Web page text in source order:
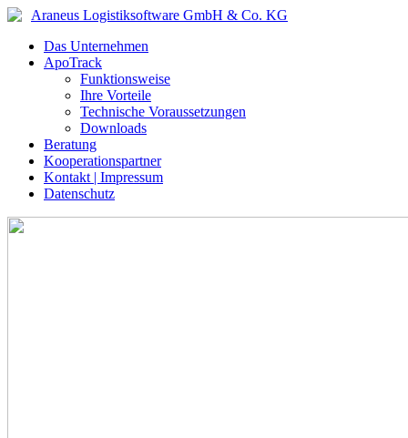
Araneus Logistiksoftware GmbH & Co. KG
Das Unternehmen
ApoTrack
Funktionsweise
Ihre Vorteile
Technische Voraussetzungen
Downloads
Beratung
Kooperationspartner
Kontakt | Impressum
Datenschutz